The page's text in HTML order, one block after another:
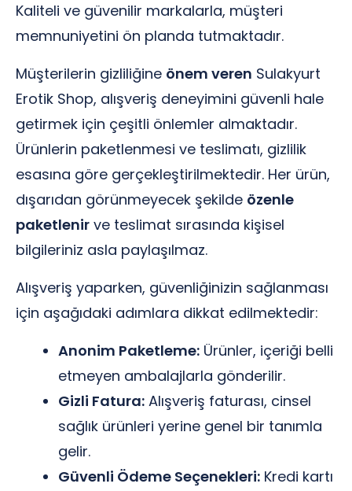
Kaliteli ve güvenilir markalarla, müşteri
memnuniyetini ön planda tutmaktadır.
Müşterilerin gizliliğine önem veren Sulakyurt
Erotik Shop, alışveriş deneyimini güvenli hale
getirmek için çeşitli önlemler almaktadır.
Ürünlerin paketlenmesi ve teslimatı, gizlilik
esasına göre gerçekleştirilmektedir. Her ürün,
dışarıdan görünmeyecek şekilde özenle
paketlenir ve teslimat sırasında kişisel
bilgileriniz asla paylaşılmaz.
Alışveriş yaparken, güvenliğinizin sağlanması
için aşağıdaki adımlara dikkat edilmektedir:
Anonim Paketleme: Ürünler, içeriği belli
etmeyen ambalajlarla gönderilir.
Gizli Fatura: Alışveriş faturası, cinsel
sağlık ürünleri yerine genel bir tanımla
gelir.
Güvenli Ödeme Seçenekleri: Kredi kartı